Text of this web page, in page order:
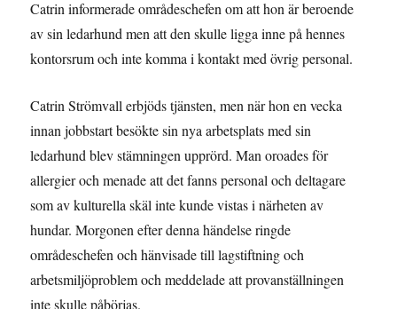
Catrin informerade områdeschefen om att hon är beroende
av sin ledarhund men att den skulle ligga inne på hennes
kontorsrum och inte komma i kontakt med övrig personal.
Catrin Strömvall erbjöds tjänsten, men när hon en vecka
innan jobbstart besökte sin nya arbetsplats med sin
ledarhund blev stämningen upprörd. Man oroades för
allergier och menade att det fanns personal och deltagare
som av kulturella skäl inte kunde vistas i närheten av
hundar. Morgonen efter denna händelse ringde
områdeschefen och hänvisade till lagstiftning och
arbetsmiljöproblem och meddelade att provanställningen
inte skulle påbörjas.